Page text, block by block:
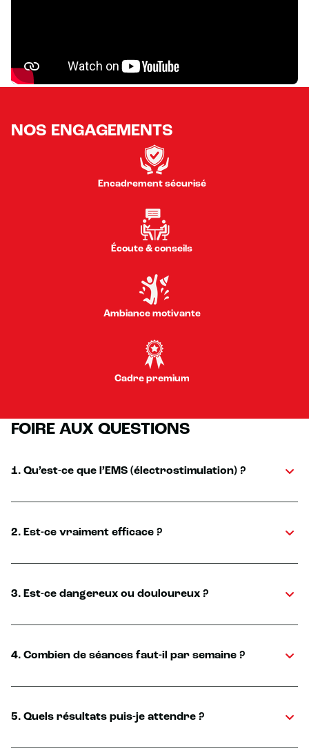
NOS ENGAGEMENTS
Encadrement sécurisé
Écoute & conseils
Ambiance motivante
Cadre premium
FOIRE AUX QUESTIONS
1. Qu’est-ce que l’EMS (électrostimulation) ?
2. Est-ce vraiment efficace ?
3. Est-ce dangereux ou douloureux ?
4. Combien de séances faut-il par semaine ?
5. Quels résultats puis-je attendre ?